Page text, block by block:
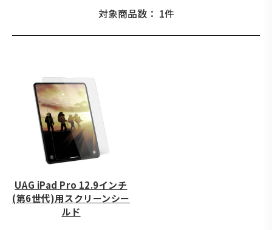
対象商品数： 1件
UAG iPad Pro 12.9インチ
(第6世代)用スクリーンシー
ルド